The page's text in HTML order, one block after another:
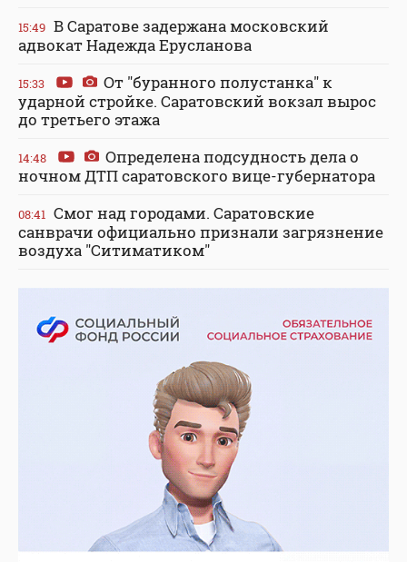
15:49 В Саратове задержана московский
адвокат Надежда Ерусланова
15:33
От "буранного полустанка" к
ударной стройке. Саратовский вокзал вырос
до третьего этажа
14:48
Определена подсудность дела о
ночном ДТП саратовского вице-губернатора
08:41 Смог над городами. Саратовские
санврачи официально признали загрязнение
воздуха "Ситиматиком"